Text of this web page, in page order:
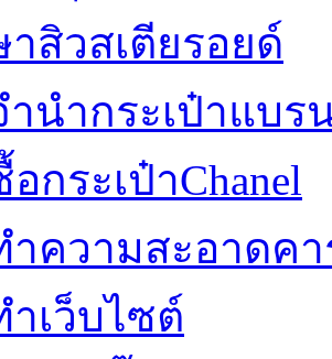
าสิวสเตียรอยด์
ำนำกระเป๋าแบร
กระเป๋าChanel
ำความสะอาดค
าเว็บไซต์